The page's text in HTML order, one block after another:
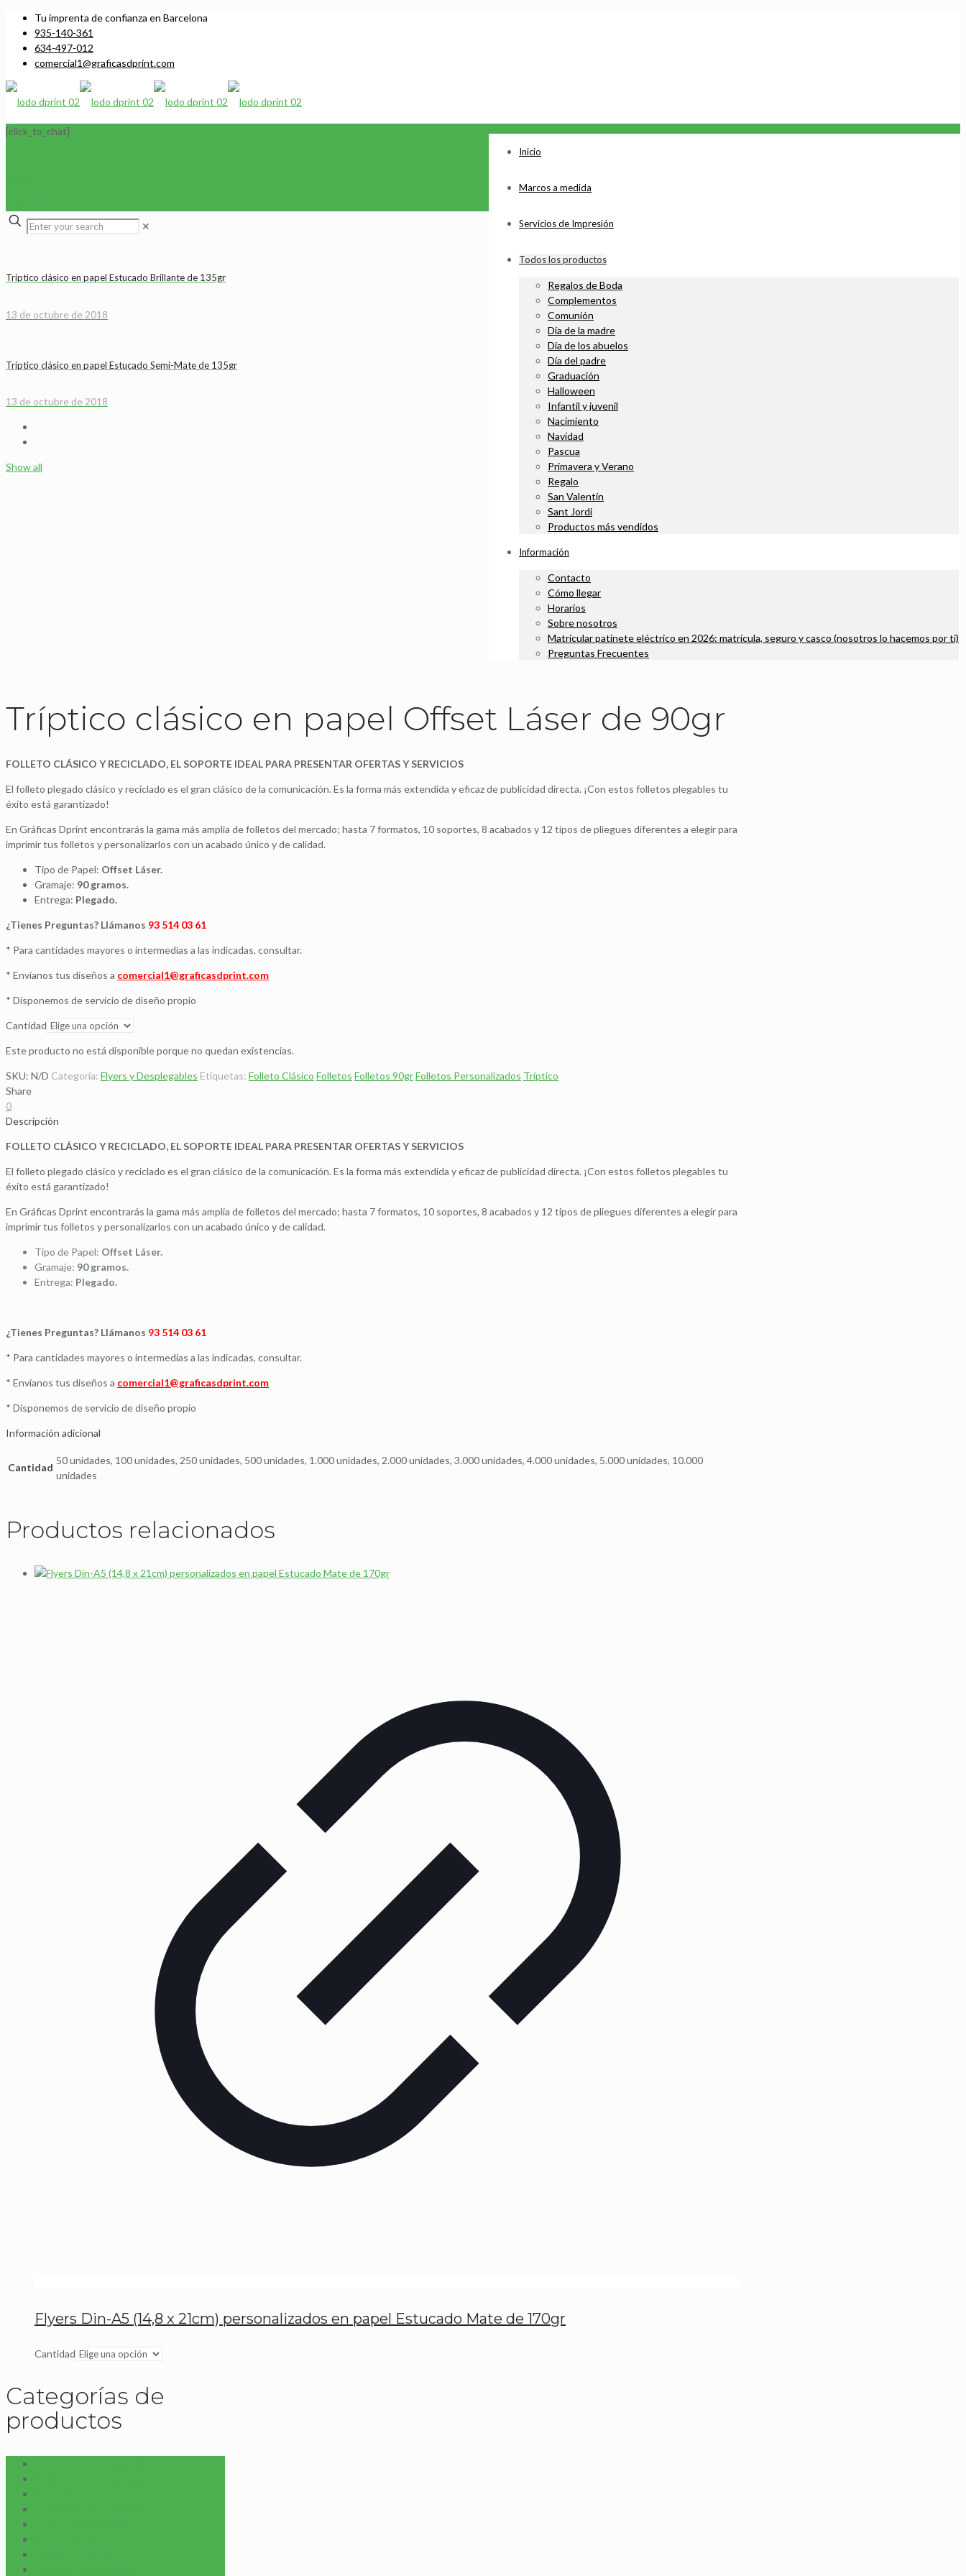
Tu imprenta de confianza en Barcelona
935-140-361
634-497-012
comercial1@graficasdprint.com
Inicio
Marcos a medida
Servicios de Impresión
Todos los productos
Regalos de Boda
Complementos
Comunión
Día de la madre
Día de los abuelos
Día del padre
Graduación
Halloween
Infantil y juvenil
Nacimiento
Navidad
Pascua
Primavera y Verano
Regalo
San Valentín
Sant Jordi
Productos más vendidos
Información
Contacto
Cómo llegar
Horarios
Sobre nosotros
Matricular patinete eléctrico en 2026: matrícula, seguro y casco (nosotros lo hacemos por ti)
Preguntas Frecuentes
[click_to_chat]
✕
Tríptico clásico en papel Estucado Brillante de 135gr
13 de octubre de 2018
Tríptico clásico en papel Estucado Semi-Mate de 135gr
13 de octubre de 2018
Show all
Tríptico clásico en papel Offset Láser de 90gr
FOLLETO CLÁSICO Y RECICLADO, EL SOPORTE IDEAL PARA PRESENTAR OFERTAS Y SERVICIOS
El folleto plegado clásico y reciclado es el gran clásico de la comunicación. Es la forma más extendida y eficaz de publicidad directa. ¡Con estos folletos plegables tu
éxito está garantizado!
En Gráficas Dprint encontrarás la gama más amplia de folletos del mercado; hasta 7 formatos, 10 soportes, 8 acabados y 12 tipos de pliegues diferentes a elegir para
imprimir tus folletos y personalizarlos con un acabado único y de calidad.
Tipo de Papel: Offset Láser.
Gramaje: 90 gramos.
Entrega: Plegado.
¿Tienes Preguntas? Llámanos 93 514 03 61
* Para cantidades mayores o intermedias a las indicadas, consultar.
* Envíanos tus diseños a comercial1@graficasdprint.com
* Disponemos de servicio de diseño propio
Cantidad
Este producto no está disponible porque no quedan existencias.
SKU: N/D Categoría: Flyers y Desplegables Etiquetas: Folleto Clásico Folletos Folletos 90grFolletos Personalizados Tríptico
Share
0
Descripción
FOLLETO CLÁSICO Y RECICLADO, EL SOPORTE IDEAL PARA PRESENTAR OFERTAS Y SERVICIOS
El folleto plegado clásico y reciclado es el gran clásico de la comunicación. Es la forma más extendida y eficaz de publicidad directa. ¡Con estos folletos plegables tu
éxito está garantizado!
En Gráficas Dprint encontrarás la gama más amplia de folletos del mercado; hasta 7 formatos, 10 soportes, 8 acabados y 12 tipos de pliegues diferentes a elegir para
imprimir tus folletos y personalizarlos con un acabado único y de calidad.
Tipo de Papel: Offset Láser.
Gramaje: 90 gramos.
Entrega: Plegado.
¿Tienes Preguntas? Llámanos 93 514 03 61
* Para cantidades mayores o intermedias a las indicadas, consultar.
* Envíanos tus diseños a comercial1@graficasdprint.com
* Disponemos de servicio de diseño propio
Información adicional
Cantidad
50 unidades, 100 unidades, 250 unidades, 500 unidades, 1.000 unidades, 2.000 unidades, 3.000 unidades, 4.000 unidades, 5.000 unidades, 10.000
unidades
Productos relacionados
Flyers Din-A5 (14,8 x 21cm) personalizados en papel Estucado Mate de 170gr
Cantidad
Categorías de
productos